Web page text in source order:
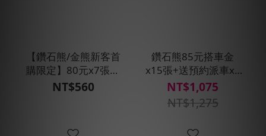
【鑽石熊/金熊新客首
購限定】80元x7張搭
車金★現折100元
NT$560
鑽石熊85元搭車金
x15張+送預約派車x1
次_T
NT$1,075
NT$1,275